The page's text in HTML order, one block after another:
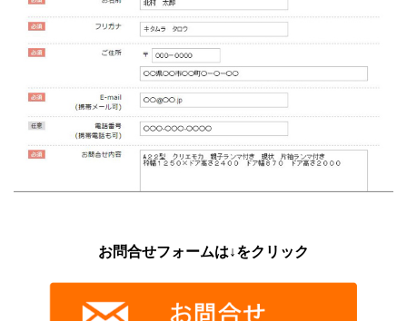
お問合せフォームは↓をクリック